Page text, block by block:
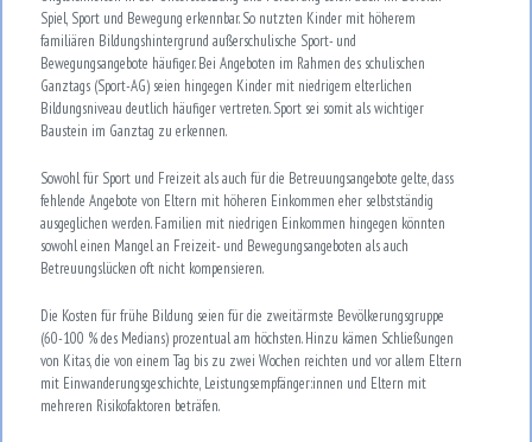
Spiel, Sport und Bewegung erkennbar. So nutzten Kinder mit höherem
familiären Bildungshintergrund außerschulische Sport- und
Bewegungsangebote häufiger. Bei Angeboten im Rahmen des schulischen
Ganztags (Sport-AG) seien hingegen Kinder mit niedrigem elterlichen
Bildungsniveau deutlich häufiger vertreten. Sport sei somit als wichtiger
Baustein im Ganztag zu erkennen.
Sowohl für Sport und Freizeit als auch für die Betreuungsangebote gelte, dass
fehlende Angebote von Eltern mit höheren Einkommen eher selbstständig
ausgeglichen werden. Familien mit niedrigen Einkommen hingegen könnten
sowohl einen Mangel an Freizeit- und Bewegungsangeboten als auch
Betreuungslücken oft nicht kompensieren.
Die Kosten für frühe Bildung seien für die zweitärmste Bevölkerungsgruppe
(60-100 % des Medians) prozentual am höchsten. Hinzu kämen Schließungen
von Kitas, die von einem Tag bis zu zwei Wochen reichten und vor allem Eltern
mit Einwanderungsgeschichte, Leistungsempfänger:innen und Eltern mit
mehreren Risikofaktoren beträfen.